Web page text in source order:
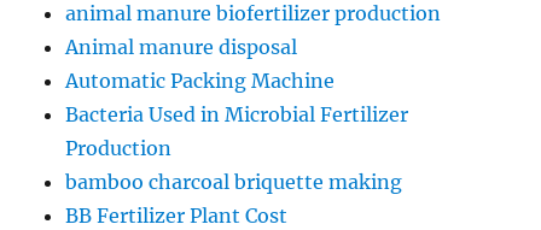
animal manure biofertilizer production
Animal manure disposal
Automatic Packing Machine
Bacteria Used in Microbial Fertilizer
Production
bamboo charcoal briquette making
BB Fertilizer Plant Cost